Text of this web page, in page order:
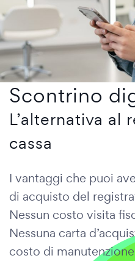
Scontrino
L’alternativa al
cassa
I vantaggi che puoi
di acquisto del
Nessun costo visita
Nessuna carta
costo di